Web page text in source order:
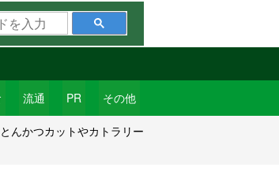
流通 PR その他
んかつカットやカトラリー